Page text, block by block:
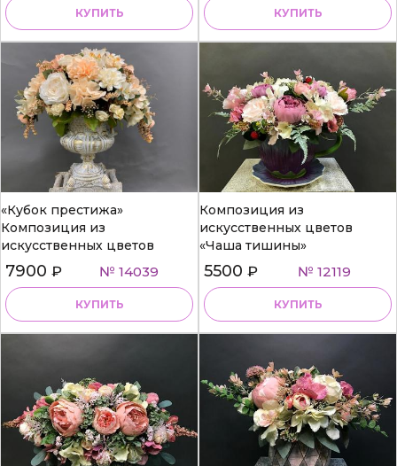
КУПИТЬ КУПИТЬ
«Кубок престижа»
Композиция из
искусственных цветов
7900 ₽ № 14039
КУПИТЬ
Композиция из
искусственных цветов
«Чаша тишины»
5500 ₽ № 12119
КУПИТЬ